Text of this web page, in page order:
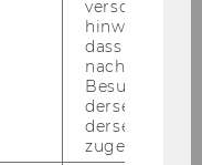
Uni­ver­si­täts­as­sis­
le­dig­lich auf
post
post doc im
verschiedene
hinweg.Stellt
dass Daten
Besuchen auf
derselben
derselben
zugeordnet